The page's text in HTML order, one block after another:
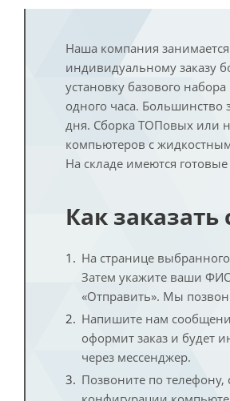
Наша компания
индивидуальному заказу
установку базового
одного часа.
дня. Сборка ТОПовых или
компьютеров с
На складе имеются
Как
На странице
Затем укажите ваши
«Отправить». Мы
Напишите нам
оформит заказ и будет
через мессенджер.
Позвоните по